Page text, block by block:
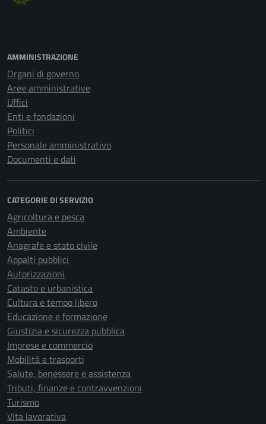
AMMINISTRAZIONE
Organi di governo
Aree amministrative
Uffici
Enti e fondazioni
Politici
Personale amministrativo
Documenti e dati
CATEGORIE DI SERVIZIO
Agricoltura e pesca
Ambiente
Anagrafe e stato civile
Appalti pubblici
Autorizzazioni
Catasto e urbanistica
Cultura e tempo libero
Educazione e formazione
Giustizia e sicurezza pubblica
Imprese e commercio
Mobilità e trasporti
Salute, benessere e assistenza
Tributi, finanze e contravvenzioni
Turismo
Vita lavorativa